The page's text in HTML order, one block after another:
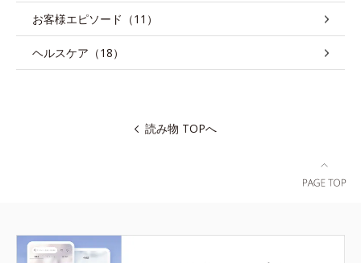
お客様エピソード（11）
ヘルスケア（18）
読み物 TOPへ